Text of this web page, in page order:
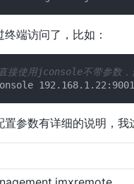
端访问了，比如：
接使用jconsole不带参数，
置参数有详细的说明，我